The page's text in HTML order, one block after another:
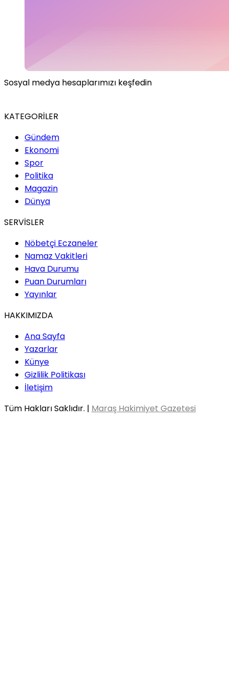
Sosyal medya hesaplarımızı keşfedin
KATEGORİLER
Gündem
Ekonomi
Spor
Politika
Magazin
Dünya
SERVİSLER
Nöbetçi Eczaneler
Namaz Vakitleri
Hava Durumu
Puan Durumları
Yayınlar
HAKKIMIZDA
Ana Sayfa
Yazarlar
Künye
Gizlilik Politikası
İletişim
Tüm Hakları Saklıdır. | Maraş Hakimiyet Gazetesi